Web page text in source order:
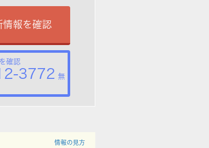
情報を確認
確認
3772 無
情報の見方